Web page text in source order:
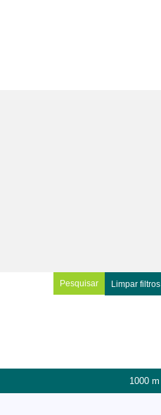
Limpar filtros
1000 m